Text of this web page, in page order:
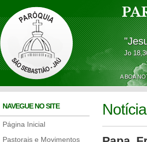
Jo
A BOA
NAVEGUE NO SITE
Página Inicial
Pastorais e Movimentos